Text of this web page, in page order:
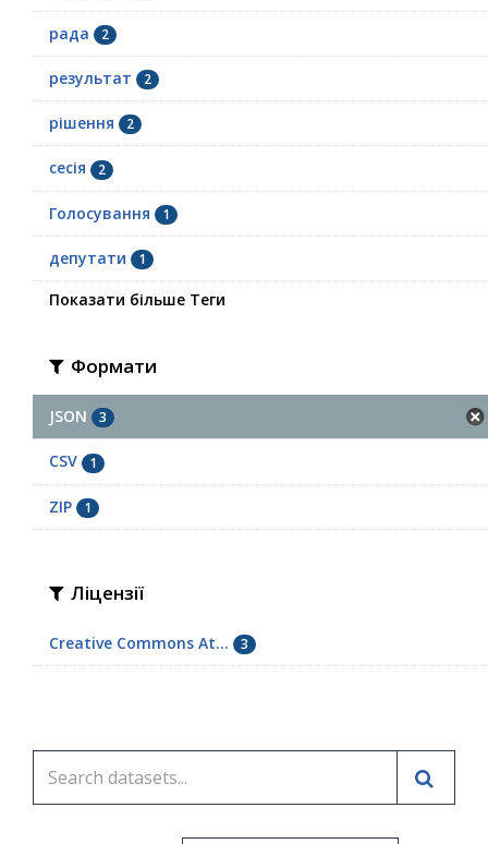
рада 2
результат 2
рішення 2
сесія 2
Голосування 1
депутати 1
Показати більше Теги
Формати
JSON 3
CSV 1
ZIP 1
Ліцензії
Creative Commons At... 3